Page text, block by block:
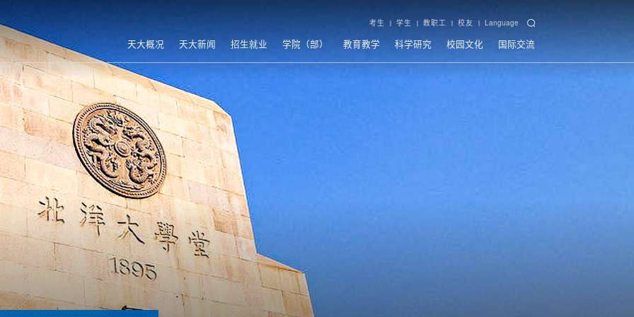
考生 学生 教职工 校友 Language
天大概况 天大新闻 招生就业 学院（部） 教育教学 科学研究 校园文化 国际交流